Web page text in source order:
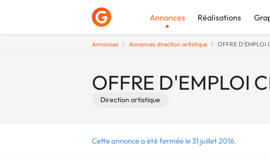
Annonces Réalisations
Annonces Annonces direction artistique OFFRE D'EMPLOI
OFFRE D'EMPLOI
Direction artistique
Cette annonce a été fermée le 31 juillet 2016.